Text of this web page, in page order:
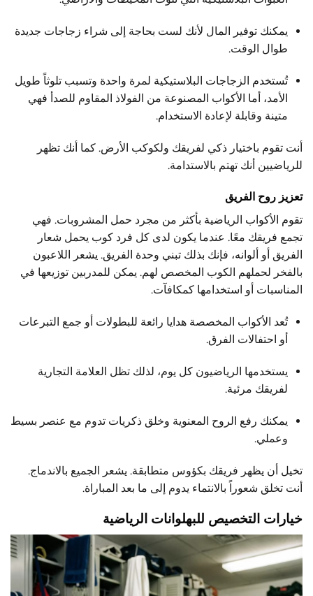
يمكنك توفير المال لأنك لست بحاجة إلى شراء زجاجات جديدة
طوال الوقت.
تُستخدم الزجاجات البلاستيكية لمرة واحدة وتسبب تلوثاً طويل
الأمد، أما الأكواب المصنوعة من الفولاذ المقاوم للصدأ فهي
متينة وقابلة لإعادة الاستخدام.
أنت تقوم باختيار ذكي لفريقك ولكوكب الأرض. كما أنك تظهر
للرياضيين أنك تهتم بالاستدامة.
تعزيز روح الفريق
تقوم الأكواب الرياضية بأكثر من مجرد حمل المشروبات. فهي
تجمع فريقك معًا. عندما يكون لدى كل فرد كوب يحمل شعار
الفريق أو ألوانه، فإنك بذلك تبني وحدة الفريق. يشعر اللاعبون
بالفخر لحملهم الكوب المخصص لهم. يمكن للمدربين توزيعها في
المناسبات أو استخدامها كمكافآت.
تُعد الأكواب المخصصة هدايا رائعة للبطولات أو جمع التبرعات
أو احتفالات الفرق.
يستخدمها الرياضيون كل يوم، لذلك تظل العلامة التجارية
لفريقك مرئية.
يمكنك رفع الروح المعنوية وخلق ذكريات تدوم مع عنصر بسيط
وعملي.
تخيل أن يظهر فريقك بكؤوس متطابقة. يشعر الجميع بالاندماج.
أنت تخلق شعوراً بالانتماء يدوم إلى ما بعد المباراة.
خيارات التخصيص للبهلوانات الرياضية